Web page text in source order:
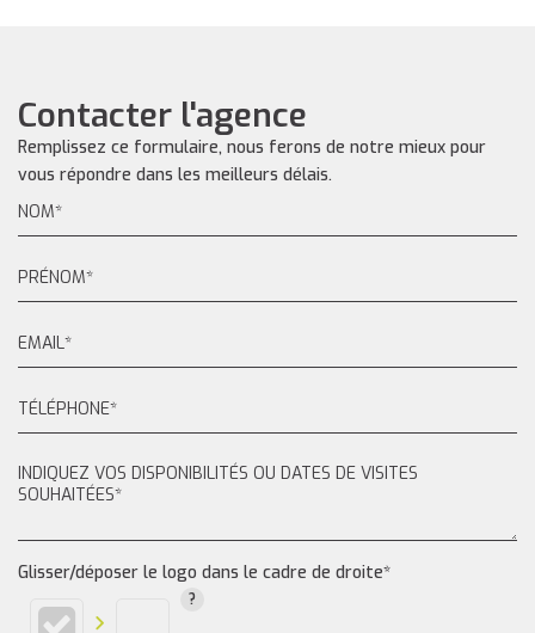
Contacter l'agence
Remplissez ce formulaire, nous ferons de notre mieux pour
vous répondre dans les meilleurs délais.
Glisser/déposer le logo dans le cadre de droite*